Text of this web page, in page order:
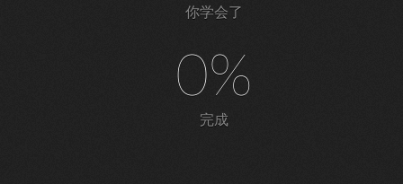
你学会了
0%
完成